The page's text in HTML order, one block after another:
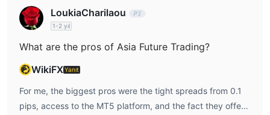
MetaTrader 5 (MT5)
Son derece hızlı yürütme, tek tıklamalı işlem, gelişmiş grafik
araçları ve Uzman Danışman desteği sunan güçlü çoklu varlık
mevcuttur.
Para Yatırma ve Çekme
LoukiaCharilaou
1-2 yıl
What are the pros of Asia Future Trading?
WikiFXYanıt
For me, the biggest pros were the tight spreads from 0.1
pips, access to the MT5 platform, and the fact they offer